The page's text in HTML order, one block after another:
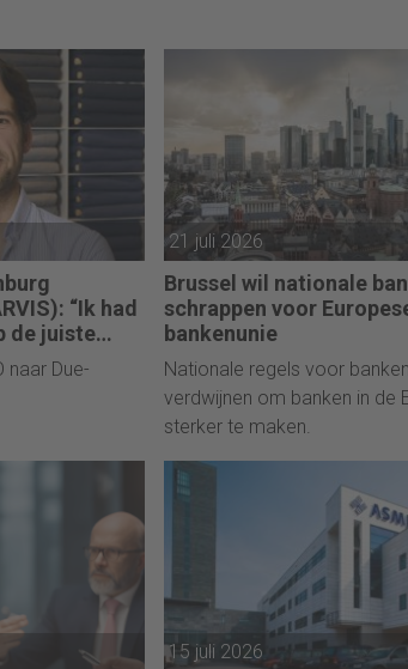
“Ik had
de juiste
de
op mijn
naar Due-
21 juli 2026
Brussel wil nationale
schrappen voor
bankenunie
Nationale regels voor
verdwijnen om banken in de
sterker te maken.
15 juli 2026